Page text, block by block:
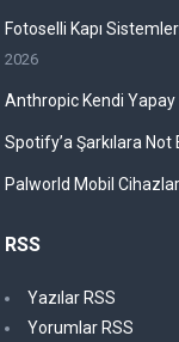
Fotoselli Kapı
2026
Anthropic Kendi
Spotify’a Şarkılara
Palworld Mobil
RSS
Yazılar RSS
Yorumlar RSS